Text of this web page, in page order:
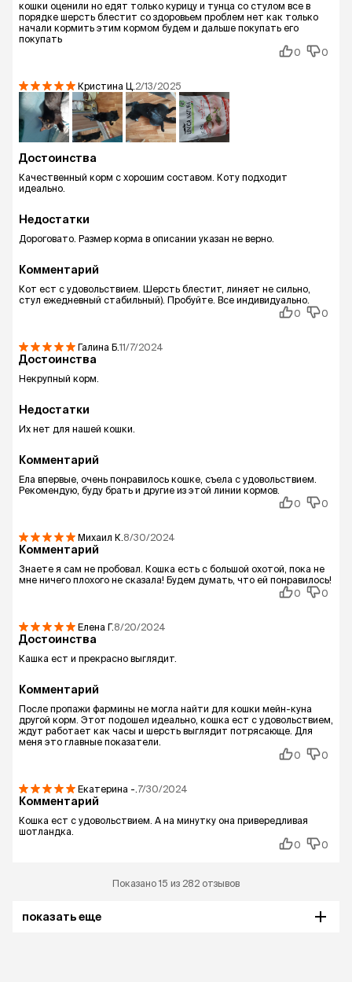
кошки оценили но едят только курицу и тунца со стулом все в
порядке шерсть блестит со здоровьем проблем нет как только
начали кормить этим кормом будем и дальше покупать его
покупать
0
0
Кристина Ц. 2/13/2025
Достоинства
Качественный корм с хорошим составом. Коту подходит
идеально.
Недостатки
Дороговато. Размер корма в описании указан не верно.
Комментарий
Кот ест с удовольствием. Шерсть блестит, линяет не сильно,
стул ежедневный стабильный). Пробуйте. Все индивидуально.
0
0
Галина Б.11/7/2024
Достоинства
Некрупный корм.
Недостатки
Их нет для нашей кошки.
Комментарий
Ела впервые, очень понравилось кошке, съела с удовольствием.
Рекомендую, буду брать и другие из этой линии кормов.
0
0
Михаил К. 8/30/2024
Комментарий
Знаете я сам не пробовал. Кошка есть с большой охотой, пока не
мне ничего плохого не сказала! Будем думать, что ей понравилось!
0
0
Елена Г.8/20/2024
Достоинства
Кашка ест и прекрасно выглядит.
Комментарий
После пропажи фармины не могла найти для кошки мейн-куна
другой корм. Этот подошел идеально, кошка ест с удовольствием,
ждут работает как часы и шерсть выглядит потрясающе. Для
меня это главные показатели.
0
0
Екатерина -. 7/30/2024
Комментарий
Кошка ест с удовольствием. А на минутку она привередливая
шотландка.
0
0
Показано 15 из 282 отзывов
показать еще